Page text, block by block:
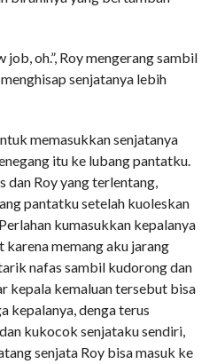
job, oh.”, Roy mengerang sambil
senjatanya lebih
memasukkan senjatanya
itu ke lubang pantatku.
dan Roy yang terlentang,
pantatku setelah kuoleskan
kumasukkan kepalanya
memang aku jarang
nafas sambil kudorong dan
kepala kemaluan tersebut bisa
kepalanya, denga terus
kukocok senjataku sendiri,
senjata Roy bisa masuk ke